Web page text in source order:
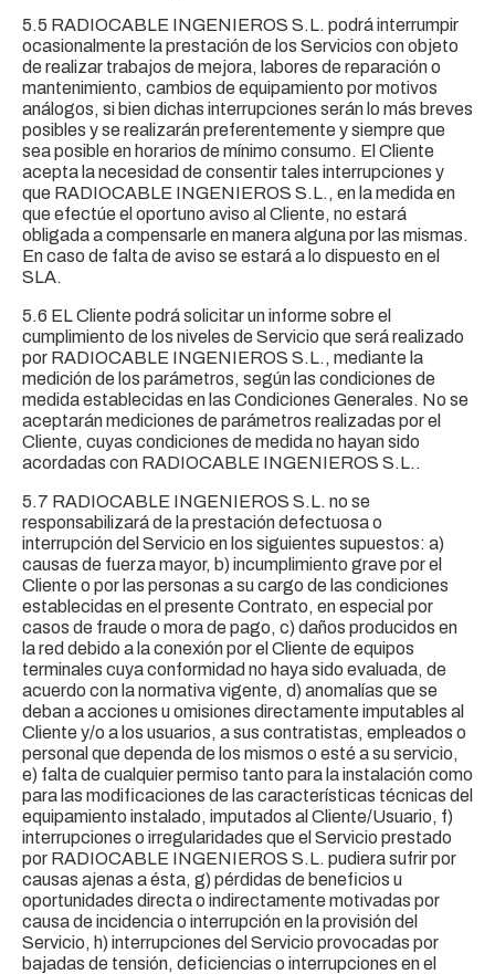
5.5 RADIOCABLE INGENIEROS S.L. podrá interrumpir
ocasionalmente la prestación de los Servicios con objeto
de realizar trabajos de mejora, labores de reparación o
mantenimiento, cambios de equipamiento por motivos
análogos, si bien dichas interrupciones serán lo más breves
posibles y se realizarán preferentemente y siempre que
sea posible en horarios de mínimo consumo. El Cliente
acepta la necesidad de consentir tales interrupciones y
que RADIOCABLE INGENIEROS S.L., en la medida en
que efectúe el oportuno aviso al Cliente, no estará
obligada a compensarle en manera alguna por las mismas.
En caso de falta de aviso se estará a lo dispuesto en el
SLA.
5.6 EL Cliente podrá solicitar un informe sobre el
cumplimiento de los niveles de Servicio que será realizado
por RADIOCABLE INGENIEROS S.L., mediante la
medición de los parámetros, según las condiciones de
medida establecidas en las Condiciones Generales. No se
aceptarán mediciones de parámetros realizadas por el
Cliente, cuyas condiciones de medida no hayan sido
acordadas con RADIOCABLE INGENIEROS S.L..
5.7 RADIOCABLE INGENIEROS S.L. no se
responsabilizará de la prestación defectuosa o
interrupción del Servicio en los siguientes supuestos: a)
causas de fuerza mayor, b) incumplimiento grave por el
Cliente o por las personas a su cargo de las condiciones
establecidas en el presente Contrato, en especial por
casos de fraude o mora de pago, c) daños producidos en
la red debido a la conexión por el Cliente de equipos
terminales cuya conformidad no haya sido evaluada, de
acuerdo con la normativa vigente, d) anomalías que se
deban a acciones u omisiones directamente imputables al
Cliente y/o a los usuarios, a sus contratistas, empleados o
personal que dependa de los mismos o esté a su servicio,
e) falta de cualquier permiso tanto para la instalación como
para las modificaciones de las características técnicas del
equipamiento instalado, imputados al Cliente/Usuario, f)
interrupciones o irregularidades que el Servicio prestado
por RADIOCABLE INGENIEROS S.L. pudiera sufrir por
causas ajenas a ésta, g) pérdidas de beneficios u
oportunidades directa o indirectamente motivadas por
causa de incidencia o interrupción en la provisión del
Servicio, h) interrupciones del Servicio provocadas por
bajadas de tensión, deficiencias o interrupciones en el